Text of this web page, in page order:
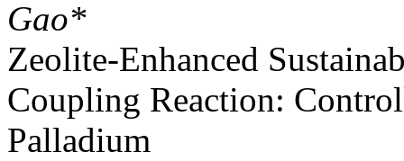
Gao*
Zeolite-Enhanced
Coupling Reaction:
Palladium